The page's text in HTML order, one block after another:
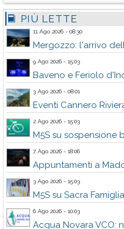
PIÙ LETTE
11 Ago 2026 - 08:30
Mergozzo: l'arrivo
9 Ago 2026 - 15:03
Baveno e Feriolo
3 Ago 2026 - 08:01
Eventi Cannero
2 Ago 2026 - 15:03
M5S su sospensione
7 Ago 2026 - 18:06
Appuntamenti a
3 Ago 2026 - 15:03
M5S su Sacra Famiglia
6 Ago 2026 - 10:03
Acqua Novara VCO: